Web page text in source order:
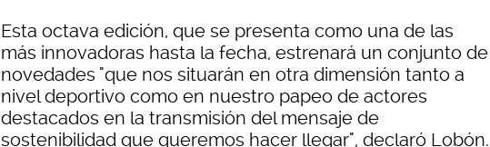
Esta octava edición, que se presenta como una de las
más innovadoras hasta la fecha, estrenará un conjunto de
novedades "que nos situarán en otra dimensión tanto a
nivel deportivo como en nuestro papeo de actores
destacados en la transmisión del mensaje de
sostenibilidad que queremos hacer llegar", declaró Lobón.